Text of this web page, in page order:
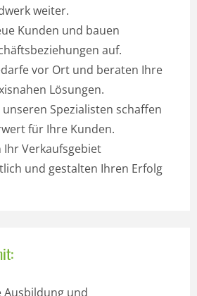
weiter.
Kunden und bauen
auf.
vor Ort und beraten Ihre
Lösungen.
Spezialisten schaffen
für Ihre Kunden.
Ihr Verkaufsgebiet
und gestalten Ihren Erfolg
Ausbildung und